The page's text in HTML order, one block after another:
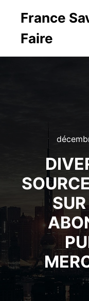
France
Faire